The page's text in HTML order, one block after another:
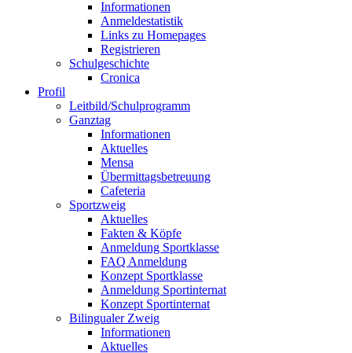
Informationen
Anmeldestatistik
Links zu Homepages
Registrieren
Schulgeschichte
Cronica
Profil
Leitbild/Schulprogramm
Ganztag
Informationen
Aktuelles
Mensa
Übermittagsbetreuung
Cafeteria
Sportzweig
Aktuelles
Fakten & Köpfe
Anmeldung Sportklasse
FAQ Anmeldung
Konzept Sportklasse
Anmeldung Sportinternat
Konzept Sportinternat
Bilingualer Zweig
Informationen
Aktuelles